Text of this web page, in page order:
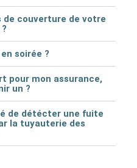
de couverture de votre
soirée ?
pour mon assurance,
un ?
de détécter une fuite
la tuyauterie des